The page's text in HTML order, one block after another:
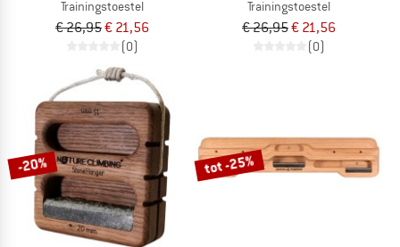
Trainingstoestel
€ 26,95€ 21,56
(0)
Trainingstoestel
€ 26,95€ 21,56
(0)
-20% tot -25%